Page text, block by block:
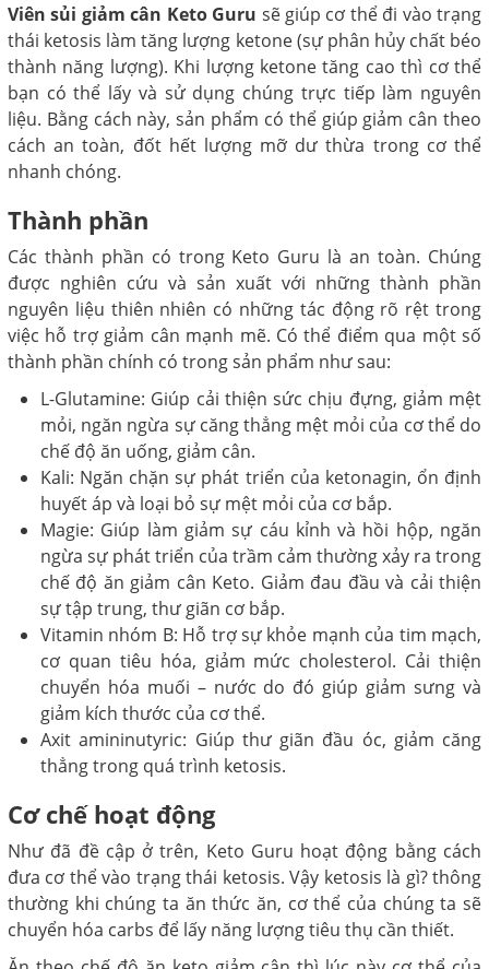
Viên sủi giảm cân Keto Guru sẽ giúp cơ thể đi vào trạng
thái ketosis làm tăng lượng ketone (sự phân hủy chất béo
thành năng lượng). Khi lượng ketone tăng cao thì cơ thể
bạn có thể lấy và sử dụng chúng trực tiếp làm nguyên
liệu. Bằng cách này, sản phẩm có thể giúp giảm cân theo
cách an toàn, đốt hết lượng mỡ dư thừa trong cơ thể
nhanh chóng.
Thành phần
Các thành phần có trong Keto Guru là an toàn. Chúng
được nghiên cứu và sản xuất với những thành phần
nguyên liệu thiên nhiên có những tác động rõ rệt trong
việc hỗ trợ giảm cân mạnh mẽ. Có thể điểm qua một số
thành phần chính có trong sản phẩm như sau:
L-Glutamine: Giúp cải thiện sức chịu đựng, giảm mệt
mỏi, ngăn ngừa sự căng thẳng mệt mỏi của cơ thể do
chế độ ăn uống, giảm cân.
Kali: Ngăn chặn sự phát triển của ketonagin, ổn định
huyết áp và loại bỏ sự mệt mỏi của cơ bắp.
Magie: Giúp làm giảm sự cáu kỉnh và hồi hộp, ngăn
ngừa sự phát triển của trầm cảm thường xảy ra trong
chế độ ăn giảm cân Keto. Giảm đau đầu và cải thiện
sự tập trung, thư giãn cơ bắp.
Vitamin nhóm B: Hỗ trợ sự khỏe mạnh của tim mạch,
cơ quan tiêu hóa, giảm mức cholesterol. Cải thiện
chuyển hóa muối – nước do đó giúp giảm sưng và
giảm kích thước của cơ thể.
Axit amininutyric: Giúp thư giãn đầu óc, giảm căng
thẳng trong quá trình ketosis.
Cơ chế hoạt động
Như đã đề cập ở trên, Keto Guru hoạt động bằng cách
đưa cơ thể vào trạng thái ketosis. Vậy ketosis là gì? thông
thường khi chúng ta ăn thức ăn, cơ thể của chúng ta sẽ
chuyển hóa carbs để lấy năng lượng tiêu thụ cần thiết.